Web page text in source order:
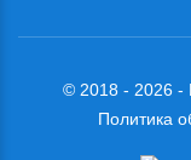
© 2018 - 2026 -
Политика